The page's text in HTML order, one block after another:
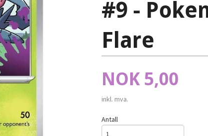
#9 -
Flare
Pris
NOK 5,00
inkl. mva.
Antall